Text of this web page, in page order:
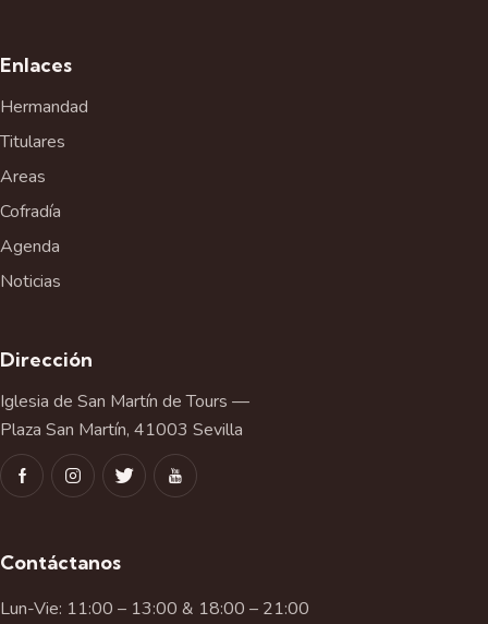
v
n
t
Enlaces
Hermandad
Titulares
Areas
Cofradía
Agenda
Noticias
Dirección
Iglesia de San Martín de Tours —
Plaza San Martín, 41003 Sevilla
Contáctanos
Lun-Vie: 11:00 – 13:00 & 18:00 – 21:00